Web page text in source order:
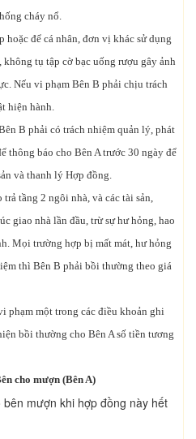
cháy nổ.
để cá nhân, đơn vị khác sử dụng
tụ tập cờ bạc uống rượu gây ảnh
Nếu vi phạm Bên B phải chịu trách
hiện hành.
B phải có trách nhiệm quản lý, phát
thông báo cho Bên A trước 30 ngày để
và thanh lý Hợp đồng.
2 ngôi nhà, và các tài sản,
giao nhà lần đầu, trừ sự hư hỏng, hao
Mọi trường hợp bị mất mát, hư hỏng
thì Bên B phải bồi thường theo giá
một trong các điều khoản ghi
bồi thường cho Bên A số tiền tương
cho mượn (Bên A)
mượn khi hợp đồng này hết